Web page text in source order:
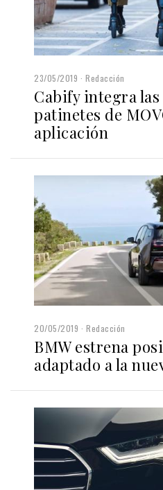
23/05/2019 Redacción
Cabify integra las
patinetes de
aplicación
20/05/2019 Redacción
BMW estrena
adaptado a la